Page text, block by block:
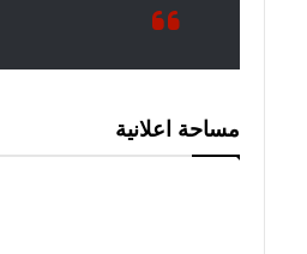
مساحة اعلانية